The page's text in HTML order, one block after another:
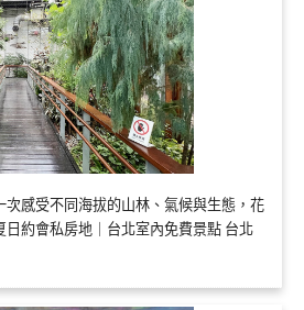
次感受不同海拔的山林、氣候與生態，花
約會私房地｜台北室內免費景點 台北